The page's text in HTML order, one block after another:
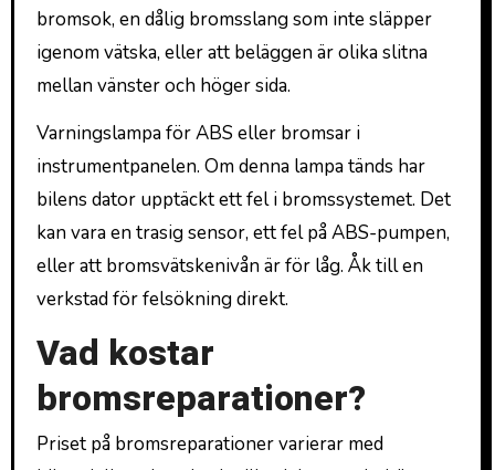
bromsok, en dålig bromsslang som inte släpper
igenom vätska, eller att beläggen är olika slitna
mellan vänster och höger sida.
Varningslampa för ABS eller bromsar i
instrumentpanelen. Om denna lampa tänds har
bilens dator upptäckt ett fel i bromssystemet. Det
kan vara en trasig sensor, ett fel på ABS-pumpen,
eller att bromsvätskenivån är för låg. Åk till en
verkstad för felsökning direkt.
Vad kostar
bromsreparationer?
Priset på bromsreparationer varierar med